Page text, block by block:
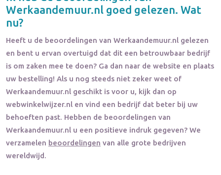
Werkaandemuur.nl goed gelezen. Wat
nu?
Heeft u de beoordelingen van Werkaandemuur.nl gelezen
en bent u ervan overtuigd dat dit een betrouwbaar bedrijf
is om zaken mee te doen? Ga dan naar de website en plaats
uw bestelling! Als u nog steeds niet zeker weet of
Werkaandemuur.nl geschikt is voor u, kijk dan op
webwinkelwijzer.nl en vind een bedrijf dat beter bij uw
behoeften past. Hebben de beoordelingen van
Werkaandemuur.nl u een positieve indruk gegeven? We
verzamelen beoordelingen van alle grote bedrijven
wereldwijd.